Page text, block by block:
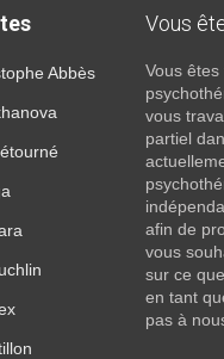
Abbès
Vous
Vous êtes
vous
partiel
afin de
vous
sur ce
en tant
pas à